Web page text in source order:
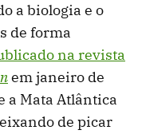
a biologia e o
de forma
na revista
em janeiro de
a Mata Atlântica
de picar